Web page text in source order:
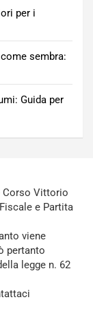
per i
sembra:
Guida per
Corso Vittorio
e Partita
viene
pertanto
legge n. 62